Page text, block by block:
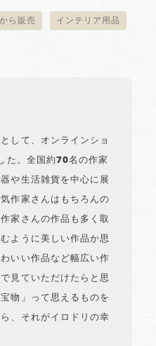
ら販売 インテリア用品
して、オンラインショ
た。全国約70名の作家
や生活雑貨を中心に展
作家さんはもちろんの
家さんの作品も多く取
ように美しい作品か思
いい作品など幅広い作
見ていただけたらと思
物」って思えるものを
、それがイロドリの幸